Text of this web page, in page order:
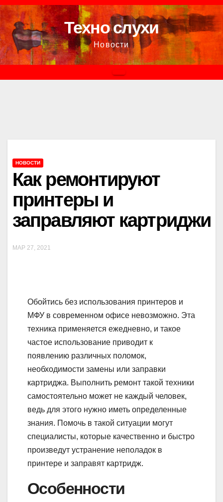
Перейти
к
содержимому
Техно слухи
Новости
НОВОСТИ
Как ремонтируют
принтеры и
заправляют картриджи
МАР 27, 2021
Обойтись без использования принтеров и
МФУ в современном офисе невозможно. Эта
техника применяется ежедневно, и такое
частое использование приводит к
появлению различных поломок,
необходимости замены или заправки
картриджа. Выполнить ремонт такой техники
самостоятельно может не каждый человек,
ведь для этого нужно иметь определенные
знания. Помочь в такой ситуации могут
специалисты, которые качественно и быстро
произведут устранение неполадок в
принтере и заправят картридж.
Особенности